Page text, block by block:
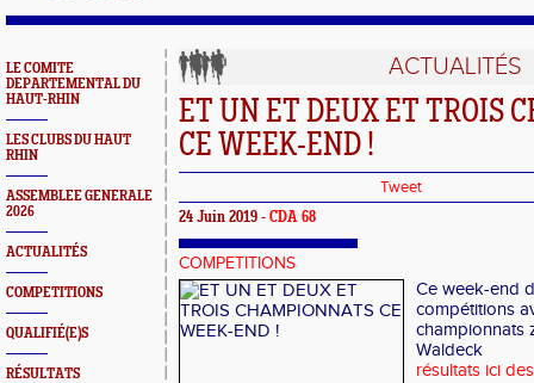
LE COMITE
DEPARTEMENTAL DU
HAUT-RHIN
LES CLUBS DU HAUT
RHIN
ASSEMBLEE GENERALE
2026
ACTUALITÉS
COMPETITIONS
QUALIFIÉ(E)S
RÉSULTATS
ACTUALITÉS
ET UN ET DEUX ET TROIS
CE WEEK-END !
Tweet
24 Juin 2019 - CDA 68
COMPETITIONS
Ce week-end
compétitions
championnats
Waldeck
résultats ici